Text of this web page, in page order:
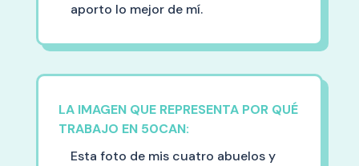
aporto lo mejor de mí.
LA IMAGEN QUE REPRESENTA POR QUÉ
TRABAJO EN 50CAN:
Esta foto de mis cuatro abuelos y